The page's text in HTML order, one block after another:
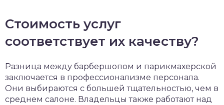
Стоимость услуг
соответствует их качеству?
Разница между барбершопом и парикмахерской
заключается в профессионализме персонала.
Они выбираются с большей тщательностью, чем в
среднем салоне. Владельцы также работают над